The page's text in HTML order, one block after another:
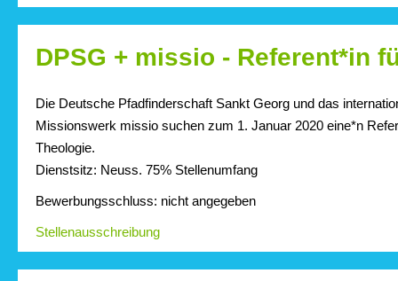
DPSG + missio - Referent*in
Die Deutsche Pfadfinderschaft Sankt Georg und das
Missionswerk missio suchen zum 1. Januar 2020 eine*n
Theologie.
Dienstsitz: Neuss. 75% Stellenumfang
Bewerbungsschluss: nicht angegeben
Stellenausschreibung